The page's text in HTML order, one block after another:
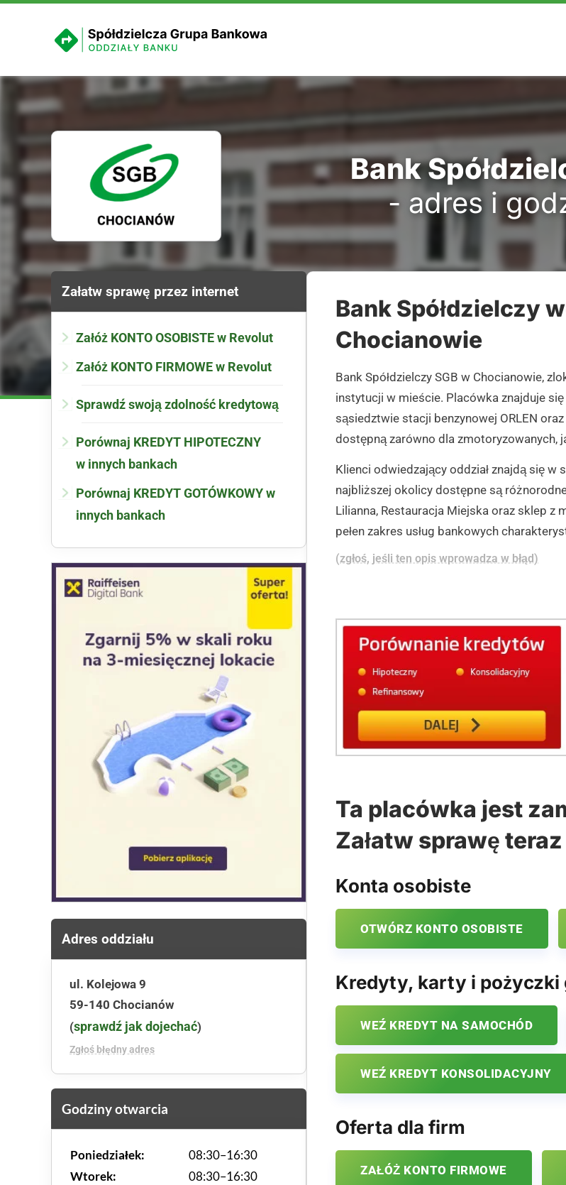
Bank
- adres i
Załatw sprawę przez internet
Załóż KONTO OSOBISTE w Revolut
Załóż KONTO FIRMOWE w Revolut
Sprawdź swoją zdolność kredytową
Porównaj KREDYT HIPOTECZNY
w innych bankach
Porównaj KREDYT GOTÓWKOWY w
innych bankach
Adres oddziału
ul. Kolejowa 9
59-140 Chocianów
(sprawdź jak dojechać)
Zgłoś błędny adres
Godziny otwarcia
Poniedziałek:
08:30–16:30
Wtorek:
08:30–16:30
Bank Spółdzielczy
Chocianowie
Bank Spółdzielczy SGB w Chocianowie,
instytucji w mieście. Placówka znajduje
sąsiedztwie stacji benzynowej ORLEN
dostępną zarówno dla zmotoryzowanych,
Klienci odwiedzający oddział znajdą się w
najbliższej okolicy dostępne są
Lilianna, Restauracja Miejska oraz sklep z
pełen zakres usług bankowych
(zgłoś, jeśli ten opis wprowadza w błąd)
Ta placówka jest
Załatw sprawę
Konta osobiste
OTWÓRZ KONTO OSOBISTE
Kredyty, karty i pożyczki
WEŹ KREDYT NA SAMOCHÓD
WEŹ KREDYT KONSOLIDACYJNY
Oferta dla firm
ZAŁÓŻ KONTO FIRMOWE